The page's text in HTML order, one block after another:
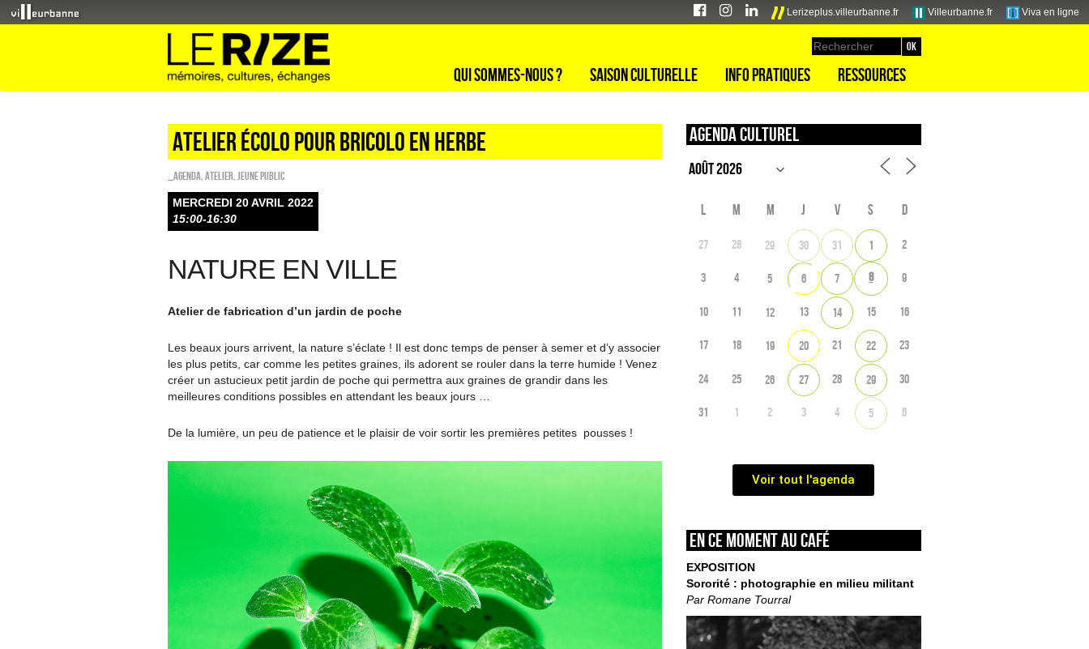
Lerizeplus.villeurbanne.fr Villeurbanne.fr Viva en ligne
Qui sommes-nous ? Saison culturelle Info pratiques Ressources
Atelier écolo pour bricolo en herbe
_Agenda Atelier Jeune public
MERCREDI 20 AVRIL 2022
15:00-16:30
NATURE EN VILLE
Atelier de fabrication d’un jardin de poche
Les beaux jours arrivent, la nature s’éclate ! Il est donc temps de penser à semer et d’y associer
les plus petits, car comme les petites graines, ils adorent se rouler dans la terre humide ! Venez
créer un astucieux petit jardin de poche qui permettra aux graines de grandir dans les
meilleures conditions possibles en attendant les beaux jours …
De la lumière, un peu de patience et le plaisir de voir sortir les premières petites pousses !
Agenda culturel
L M M J V S D
27 28 29 30 31 1 2
3 4 5 6 7 8 9
10 11 12 13 14 15 16
17 18 19 20 21 22 23
24 25 26 27 28 29 30
31 1 2 3 4 5 6
Voir tout l'agenda
En ce moment au café
EXPOSITION
Sororité : photographie en milieu militant
Par Romane Tourral